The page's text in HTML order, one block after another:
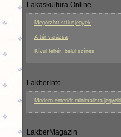
Lakaskultura Online
Megőrzött stílusjegyek
A tér varázsa
Kívül fehér, belül színes
LakberInfo
Modern enteriőr minimalista
LakberMagazin